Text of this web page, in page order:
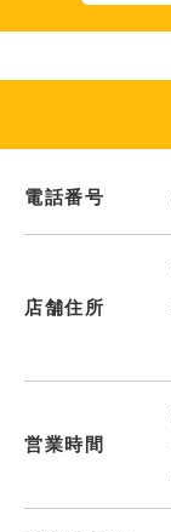
電話番号
店舗住所
営業時間